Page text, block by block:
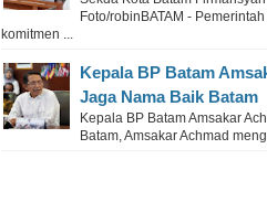
Foto/robinBATAM -
komitmen ...
Kepala BP Batam
Jaga Nama Baik Batam
Kepala BP Batam Amsakar
Batam, Amsakar Achmad